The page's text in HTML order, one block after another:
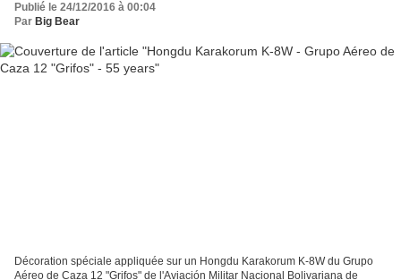
Publié le 24/12/2016 à 00:04
Par Big Bear
Décoration spéciale appliquée sur un Hongdu Karakorum K-8W du Grupo
Aéreo de Caza 12 "Grifos" de l'Aviación Militar Nacional Bolivariana de